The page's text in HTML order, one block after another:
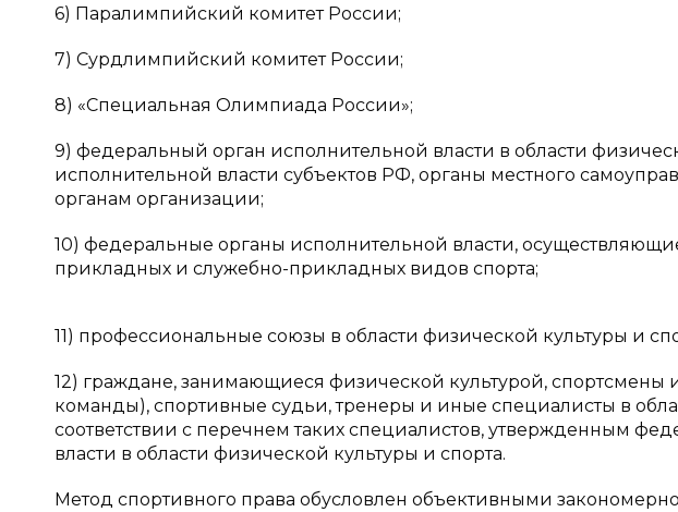
6) Паралимпийский комитет России;
7) Сурдлимпийский комитет России;
8) «Специальная Олимпиада России»;
9) федеральный орган исполнительной власти в области
исполнительной власти субъектов РФ, органы местного
органам организации;
10) федеральные органы исполнительной власти,
прикладных и служебно-прикладных видов спорта;
11) профессиональные союзы в области физической культуры и
12) граждане, занимающиеся физической культурой, спортсмены
команды), спортивные судьи, тренеры и иные специалисты в
соответствии с перечнем таких специалистов, утвержденным
власти в области физической культуры и спорта.
Метод спортивного права обусловлен объективными